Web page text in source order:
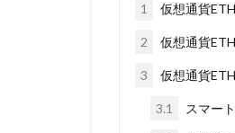
1 仮想通貨
2 仮想通貨
3 仮想通貨
3.1 スマー